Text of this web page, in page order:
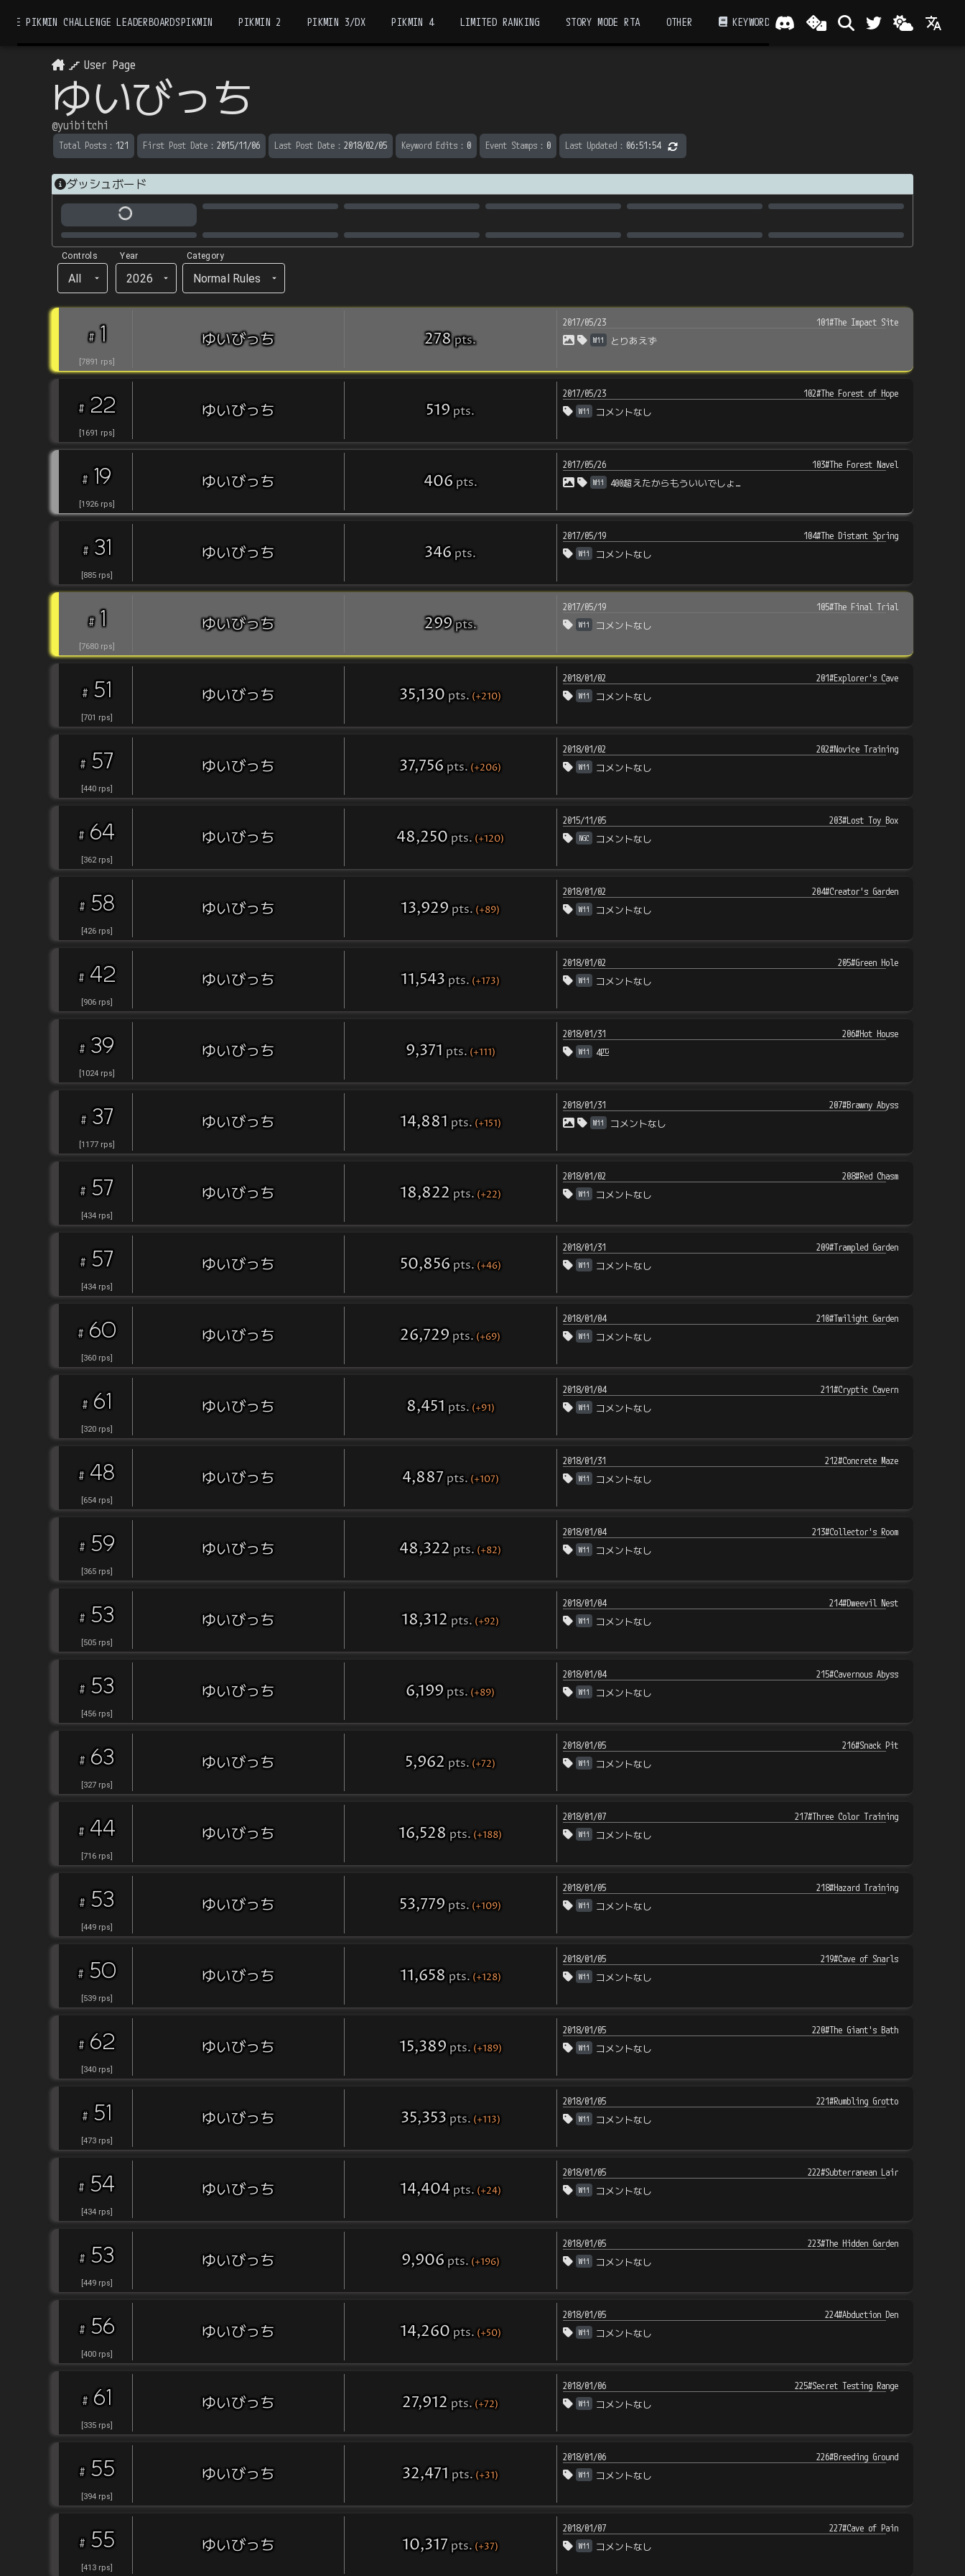
THE PIKMIN CHALLENGE LEADERBOARDSPIKMIN PIKMIN 2 PIKMIN 3/DX PIKMIN 4 LIMITED RANKING STORY MODE RTA OTHER KEYWORD
User Page
ゆいびっち
@yuibitchi
Total Posts ： 121 First Post Date ： 2015/11/06 Last Post Date ： 2018/02/05 Keyword Edits ： 0 Event Stamps ： 0 Last Updated ： 06:51:54
ダッシュボード
Controls
All
Year
2026
Category
Normal Rules
# 1
[7891 rps]
ゆいびっち 278pts.
2017/05/23 101#The Impact Site
Wii とりあえず
# 22
[1691 rps]
ゆいびっち 519 pts.
2017/05/23 102#The Forest of Hope
Wii コメントなし
# 19
[1926 rps]
ゆいびっち 406 pts.
2017/05/26 103#The Forest Navel
Wii 400超えたからもういいでしょ…
# 31
[885 rps]
ゆいびっち 346 pts.
2017/05/19 104#The Distant Spring
Wii コメントなし
# 1
[7680 rps]
ゆいびっち 299pts.
2017/05/19 105#The Final Trial
Wii コメントなし
# 51
[701 rps]
ゆいびっち 35,130 pts. (+210)
2018/01/02 201#Explorer's Cave
Wii コメントなし
# 57
[440 rps]
ゆいびっち 37,756 pts. (+206)
2018/01/02 202#Novice Training
Wii コメントなし
# 64
[362 rps]
ゆいびっち 48,250 pts. (+120)
2015/11/05 203#Lost Toy Box
NGC コメントなし
# 58
[426 rps]
ゆいびっち 13,929 pts. (+89)
2018/01/02 204#Creator's Garden
Wii コメントなし
# 42
[906 rps]
ゆいびっち 11,543 pts. (+173)
2018/01/02 205#Green Hole
Wii コメントなし
# 39
[1024 rps]
ゆいびっち 9,371 pts. (+111)
2018/01/31 206#Hot House
Wii 4匹
# 37
[1177 rps]
ゆいびっち 14,881 pts. (+151)
2018/01/31 207#Brawny Abyss
Wii コメントなし
# 57
[434 rps]
ゆいびっち 18,822 pts. (+22)
2018/01/02 208#Red Chasm
Wii コメントなし
# 57
[434 rps]
ゆいびっち 50,856 pts. (+46)
2018/01/31 209#Trampled Garden
Wii コメントなし
# 60
[360 rps]
ゆいびっち 26,729 pts. (+69)
2018/01/04 210#Twilight Garden
Wii コメントなし
# 61
[320 rps]
ゆいびっち 8,451 pts. (+91)
2018/01/04 211#Cryptic Cavern
Wii コメントなし
# 48
[654 rps]
ゆいびっち 4,887 pts. (+107)
2018/01/31 212#Concrete Maze
Wii コメントなし
# 59
[365 rps]
ゆいびっち 48,322 pts. (+82)
2018/01/04 213#Collector's Room
Wii コメントなし
# 53
[505 rps]
ゆいびっち 18,312 pts. (+92)
2018/01/04 214#Dweevil Nest
Wii コメントなし
# 53
[456 rps]
ゆいびっち 6,199 pts. (+89)
2018/01/04 215#Cavernous Abyss
Wii コメントなし
# 63
[327 rps]
ゆいびっち 5,962 pts. (+72)
2018/01/05 216#Snack Pit
Wii コメントなし
# 44
[716 rps]
ゆいびっち 16,528 pts. (+188)
2018/01/07 217#Three Color Training
Wii コメントなし
# 53
[449 rps]
ゆいびっち 53,779 pts. (+109)
2018/01/05 218#Hazard Training
Wii コメントなし
# 50
[539 rps]
ゆいびっち 11,658 pts. (+128)
2018/01/05 219#Cave of Snarls
Wii コメントなし
# 62
[340 rps]
ゆいびっち 15,389 pts. (+189)
2018/01/05 220#The Giant's Bath
Wii コメントなし
# 51
[473 rps]
ゆいびっち 35,353 pts. (+113)
2018/01/05 221#Rumbling Grotto
Wii コメントなし
# 54
[434 rps]
ゆいびっち 14,404 pts. (+24)
2018/01/05 222#Subterranean Lair
Wii コメントなし
# 53
[449 rps]
ゆいびっち 9,906 pts. (+196)
2018/01/05 223#The Hidden Garden
Wii コメントなし
# 56
[400 rps]
ゆいびっち 14,260 pts. (+50)
2018/01/05 224#Abduction Den
Wii コメントなし
# 61
[335 rps]
ゆいびっち 27,912 pts. (+72)
2018/01/06 225#Secret Testing Range
Wii コメントなし
# 55
[394 rps]
ゆいびっち 32,471 pts. (+31)
2018/01/06 226#Breeding Ground
Wii コメントなし
# 55
[413 rps]
ゆいびっち 10,317 pts. (+37)
2018/01/07 227#Cave of Pain
Wii コメントなし